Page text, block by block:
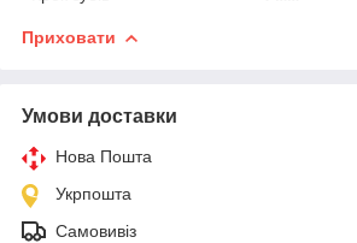
Приховати
Умови доставки
Нова Пошта
Укрпошта
Самовивіз